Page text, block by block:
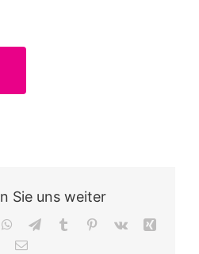
Sie uns weiter
WhatsApp
TelegramTumblr Pinterest
Vk
E-